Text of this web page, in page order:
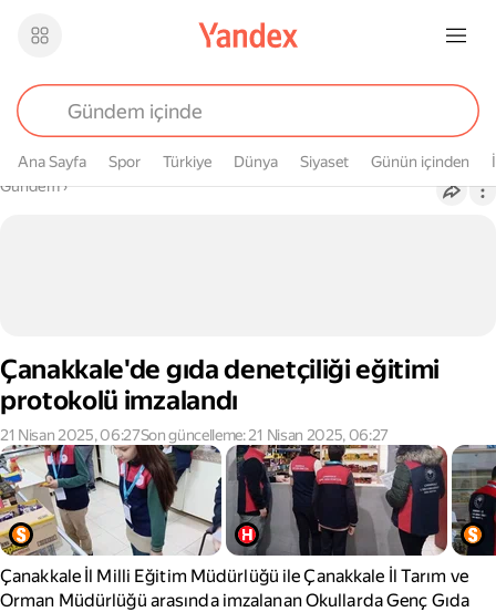
Ana Sayfa Spor Türkiye Dünya Siyaset Günün içinden
Buradasın
Gündem›
Çanakkale'de gıda denetçiliği eğitimi
protokolü imzalandı
21 Nisan 2025, 06:27Son güncelleme: 21 Nisan 2025, 06:27
Çanakkale İl Milli Eğitim Müdürlüğü ile Çanakkale İl Tarım ve
Orman Müdürlüğü arasında imzalanan Okullarda Genç Gıda